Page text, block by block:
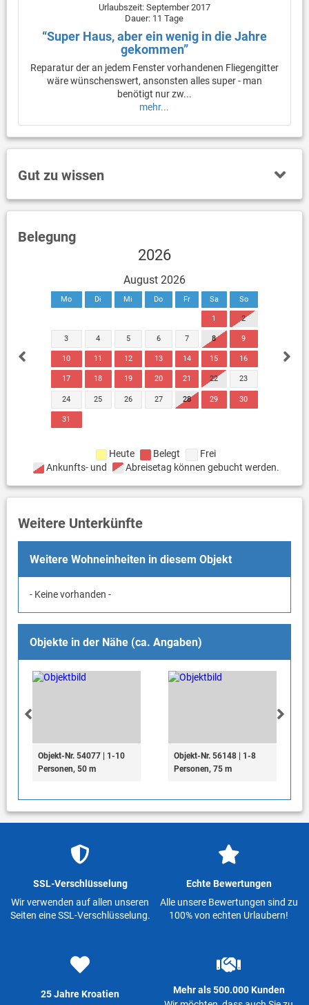
Urlaubszeit: September 2017
Dauer: 11 Tage
“Super Haus, aber ein wenig in die Jahre
gekommen”
Reparatur der an jedem Fenster vorhandenen Fliegengitter
wäre wünschenswert, ansonsten alles super - man
benötigt nur zw...
mehr...
Gut zu wissen
Belegung
2026
August 2026
Mo Di Mi Do Fr Sa So
1 2
3 4 5 6 7 8 9
10 11 12 13 14 15 16
17 18 19 20 21 22 23
24 25 26 27 28 29 30
31
Heute Belegt
Frei
Ankunfts- und
Abreisetag können gebucht werden.
Weitere Unterkünfte
Weitere Wohneinheiten in diesem Objekt
- Keine vorhanden -
Objekte in der Nähe (ca. Angaben)
Objekt-Nr. 54077 | 1-10
Personen, 50 m
Objekt-Nr. 56148 | 1-8
Personen, 75 m
SSL-Verschlüsselung
Wir verwenden auf allen unseren
Seiten eine SSL-Verschlüsselung.
Echte Bewertungen
Alle unsere Bewertungen sind zu
100% von echten Urlaubern!
25 Jahre Kroatien
Mehr als 500.000 Kunden